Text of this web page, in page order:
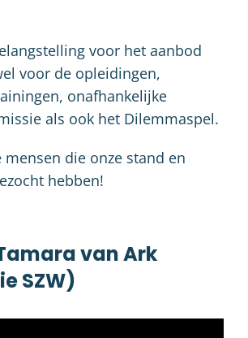
voor het aanbod
voor de opleidingen,
onafhankelijke
als ook het Dilemmaspel.
mensen die onze stand en
hebben!
van Ark
SZW)